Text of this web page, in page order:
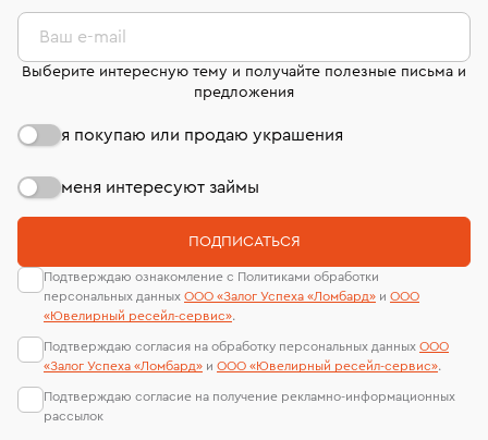
комиссионных украшений и часов смотрите на
странице«Возврат украшений»
лабораторий
Ваш e-mail
Выберите интересную тему и получайте полезные письма и
предложения
я покупаю или продаю украшения
меня интересуют займы
ПОДПИСАТЬСЯ
Подтверждаю ознакомление с Политиками обработки
персональных данных ООО «Залог Успеха «Ломбард» и ООО
«Ювелирный ресейл-сервиc».
Подтверждаю согласия на обработку персональных данных ООО
«Залог Успеха «Ломбард» и ООО «Ювелирный ресейл-сервиc».
Подтверждаю согласие на получение рекламно-информационных
рассылок